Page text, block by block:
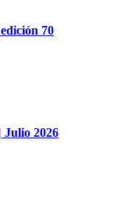
70
Julio 2026